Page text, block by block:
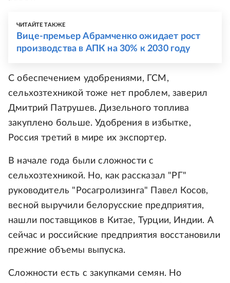
ЧИТАЙТЕ ТАКЖЕ
Вице-премьер Абрамченко ожидает рост
производства в АПК на 30% к 2030 году
С обеспечением удобрениями, ГСМ,
сельхозтехникой тоже нет проблем, заверил
Дмитрий Патрушев. Дизельного топлива
закуплено больше. Удобрения в избытке,
Россия третий в мире их экспортер.
В начале года были сложности с
сельхозтехникой. Но, как рассказал "РГ"
руководитель "Росагролизинга" Павел Косов,
весной выручили белорусские предприятия,
нашли поставщиков в Китае, Турции, Индии. А
сейчас и российские предприятия восстановили
прежние объемы выпуска.
Сложности есть с закупками семян. Но